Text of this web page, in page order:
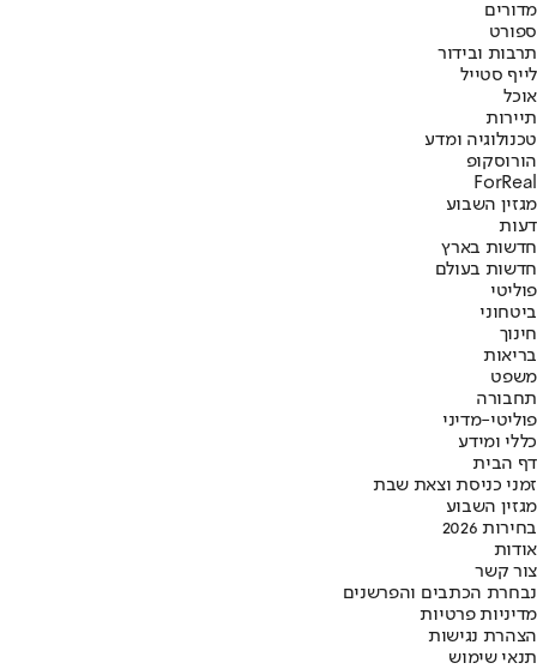
מדורים
ספורט
תרבות ובידור
לייף סטייל
אוכל
תיירות
טכנולוגיה ומדע
הורוסקופ
ForReal
מגזין השבוע
דעות
חדשות בארץ
חדשות בעולם
פוליטי
ביטחוני
חינוך
בריאות
משפט
תחבורה
פוליטי-מדיני
כללי ומידע
דף הבית
זמני כניסת וצאת שבת
מגזין השבוע
בחירות 2026
אודות
צור קשר
נבחרת הכתבים והפרשנים
מדיניות פרטיות
הצהרת נגישות
תנאי שימוש